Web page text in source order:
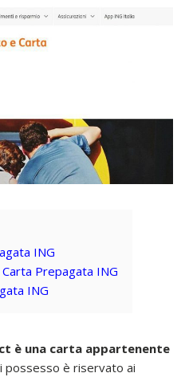
ING
Prepagata ING
ING
è una carta appartenente
possesso è riservato ai